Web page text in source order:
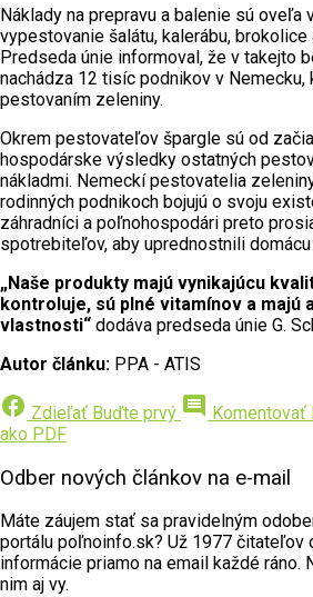
Náklady na prepravu a balenie sú oveľa
vypestovanie šalátu, kalerábu, brokolice
Predseda únie informoval, že v takejto
nachádza 12 tisíc podnikov v Nemecku,
pestovaním zeleniny.
Okrem pestovateľov špargle sú od
hospodárske výsledky ostatných
nákladmi. Nemeckí pestovatelia
rodinných podnikoch bojujú o svoju
záhradníci a poľnohospodári preto
spotrebiteľov, aby uprednostnili
„Naše produkty majú vynikajúcu
kontroluje, sú plné vitamínov a majú
vlastnosti“ dodáva predseda únie G.
Autor článku: PPA - ATIS
facebook Zdieľať Buďte prvý comment Komentovať
ako PDF
Odber nových článkov na e-mail
Máte záujem stať sa pravidelným
portálu poľnoinfo.sk? Už 1977 čitateľov
informácie priamo na email každé ráno.
nim aj vy.